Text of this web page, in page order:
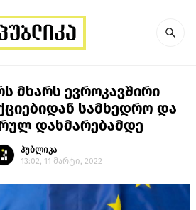
მხარს ევროკავშირი
სამხედრო და
დახმარებამდე
პუბლიკა
13:02, 11 მარტი, 2022